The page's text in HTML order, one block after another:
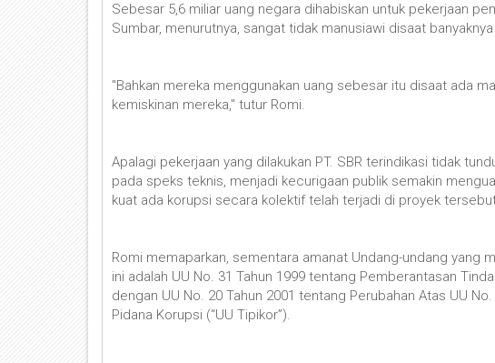
Sebesar 5,6 miliar uang negara dihabiskan untuk pekerjaan
Sumbar, menurutnya, sangat tidak manusiawi disaat
"Bahkan mereka menggunakan uang sebesar itu disaat ada
kemiskinan mereka," tutur Romi.
Apalagi pekerjaan yang dilakukan PT. SBR terindikasi tidak
pada speks teknis, menjadi kecurigaan publik semakin
kuat ada korupsi secara kolektif telah terjadi di proyek
Romi memaparkan, sementara amanat Undang-undang yang
ini adalah UU No. 31 Tahun 1999 tentang Pemberantasan
dengan UU No. 20 Tahun 2001 tentang Perubahan Atas UU
Pidana Korupsi (“UU Tipikor”).